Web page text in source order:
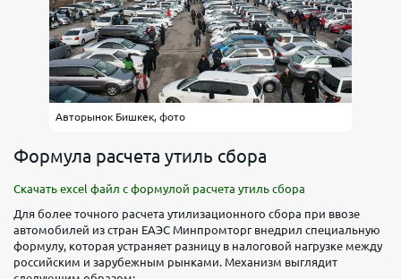
Авторынок Бишкек, фото
Формула расчета утиль сбора
Скачать excel файл с формулой расчета утиль сбора
Для более точного расчета утилизационного сбора при ввозе
автомобилей из стран ЕАЭС Минпромторг внедрил специальную
формулу, которая устраняет разницу в налоговой нагрузке между
российским и зарубежным рынками. Механизм выглядит